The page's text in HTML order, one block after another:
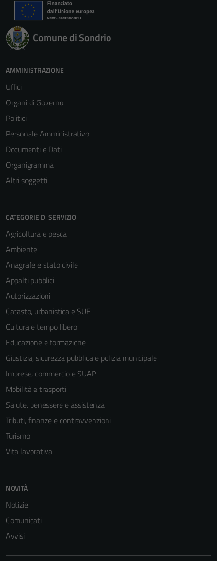
Comune di Sondrio
AMMINISTRAZIONE
Uffici
Organi di Governo
Politici
Personale Amministrativo
Documenti e Dati
Organigramma
Altri soggetti
CATEGORIE DI SERVIZIO
Agricoltura e pesca
Ambiente
Anagrafe e stato civile
Appalti pubblici
Autorizzazioni
Catasto, urbanistica e SUE
Cultura e tempo libero
Educazione e formazione
Giustizia, sicurezza pubblica e polizia municipale
Imprese, commercio e SUAP
Mobilità e trasporti
Salute, benessere e assistenza
Tributi, finanze e contravvenzioni
Turismo
Vita lavorativa
NOVITÀ
Notizie
Comunicati
Avvisi
essere